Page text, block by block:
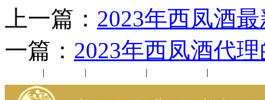
上一篇： 2023年西凤酒
一篇： 2023年西凤酒代
| | | |